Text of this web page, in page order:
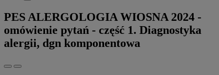
PES ALERGOLOGIA WIOSNA 2024 -
omówienie pytań - część 1. Diagnostyka
alergii, dgn komponentowa